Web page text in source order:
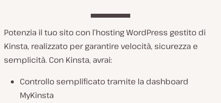
Potenzia il tuo sito con l’hosting WordPress gestito di
Kinsta, realizzato per garantire velocità, sicurezza e
semplicità. Con Kinsta, avrai:
Controllo semplificato tramite la dashboard
MyKinsta